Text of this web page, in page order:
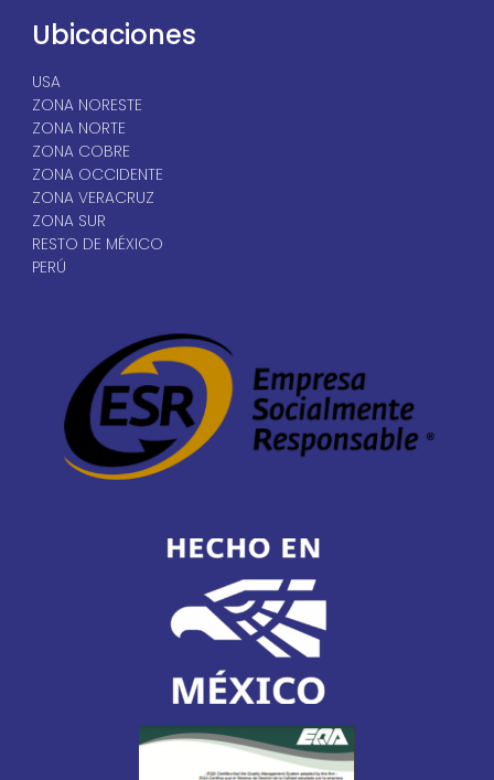
Ubicaciones
USA
ZONA NORESTE
ZONA NORTE
ZONA COBRE
ZONA OCCIDENTE
ZONA VERACRUZ
ZONA SUR
RESTO DE MÉXICO
PERÚ